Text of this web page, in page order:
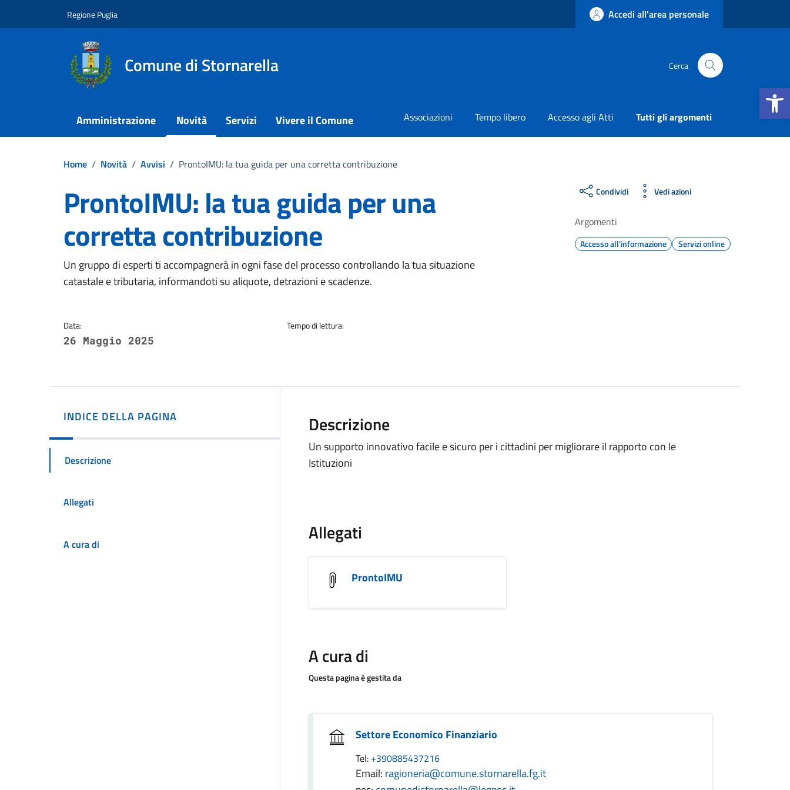
Regione Puglia Accedi all'area personale
Comune di Stornarella Cerca
Amministrazione Novità Servizi Vivere il Comune Associazioni Tempo libero Accesso agli Atti Tutti gli argomenti
Home / Novità / Avvisi / ProntoIMU: la tua guida per una corretta contribuzione
ProntoIMU: la tua guida per una
corretta contribuzione
Dettagli della notizia
Un gruppo di esperti ti accompagnerà in ogni fase del processo controllando la tua situazione
catastale e tributaria, informandoti su aliquote, detrazioni e scadenze.
Data:
26 Maggio 2025
Tempo di lettura:
Condividi Vedi azioni
Argomenti
Accesso all'informazione Servizi online
INDICE DELLA PAGINA
Descrizione
Allegati
A cura di
Descrizione
Un supporto innovativo facile e sicuro per i cittadini per migliorare il rapporto con le
Istituzioni
Allegati
ProntoIMU
A cura di
Questa pagina è gestita da
Settore Economico Finanziario
Tel: +390885437216
Email: ragioneria@comune.stornarella.fg.it
Apri la